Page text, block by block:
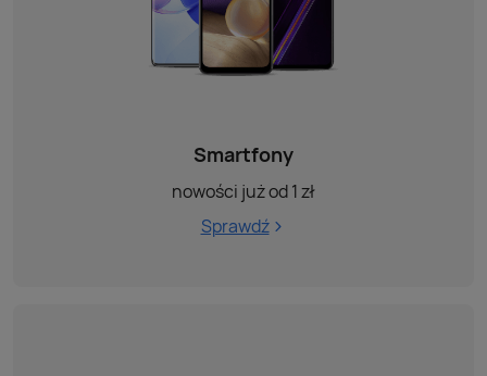
Smartfony
nowości już od 1 zł
Sprawdź